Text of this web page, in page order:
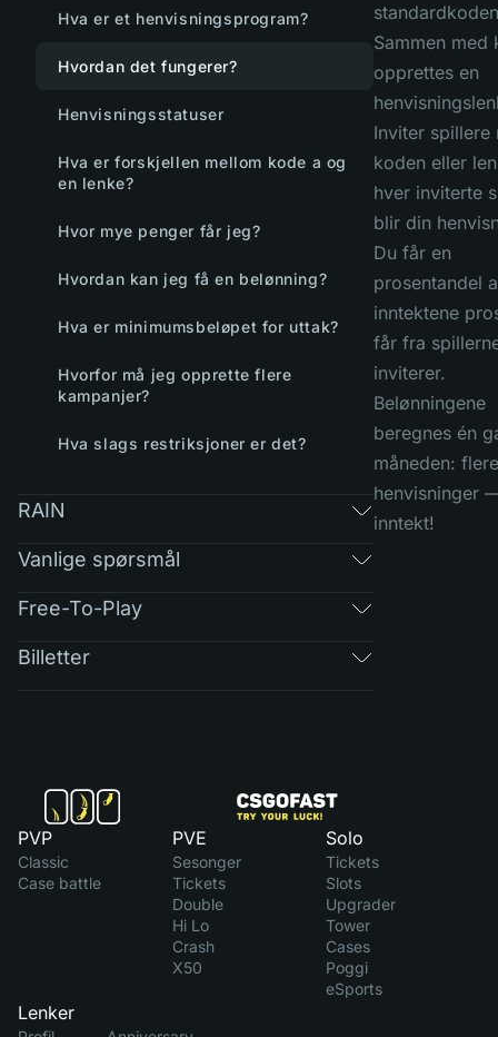
Hva er et henvisningsprogram?
Hvordan det fungerer?
Henvisningsstatuser
Hva er forskjellen mellom kode a og
en lenke?
Hvor mye penger får jeg?
Hvordan kan jeg få en belønning?
Hva er minimumsbeløpet for uttak?
Hvorfor må jeg opprette flere
kampanjer?
Hva slags restriksjoner er det?
RAIN
Vanlige spørsmål
Free-To-Play
Billetter
Sammen med
opprettes en
Inviter spillere
koden eller
hver inviterte
blir din
Du får en
prosentandel
inntektene
får fra
inviterer.
Belønningene
beregnes én
måneden:
henvisninger
inntekt!
PVP
Classic
Case battle
PVE
Sesonger
Tickets
Double
Hi Lo
Crash
X50
Solo
Tickets
Slots
Upgrader
Tower
Cases
Poggi
eSports
Lenker